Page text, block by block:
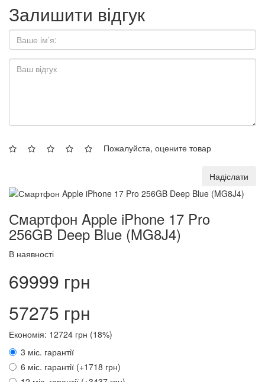
Залишити відгук
Пожалуйста, оцените товар
Надіслати
Смартфон Apple iPhone 17 Pro
256GB Deep Blue (MG8J4)
В наявності
69999 грн
57275 грн
Економія: 12724 грн (18%)
3 міс. гарантії
6 міс. гарантії (+1718 грн)